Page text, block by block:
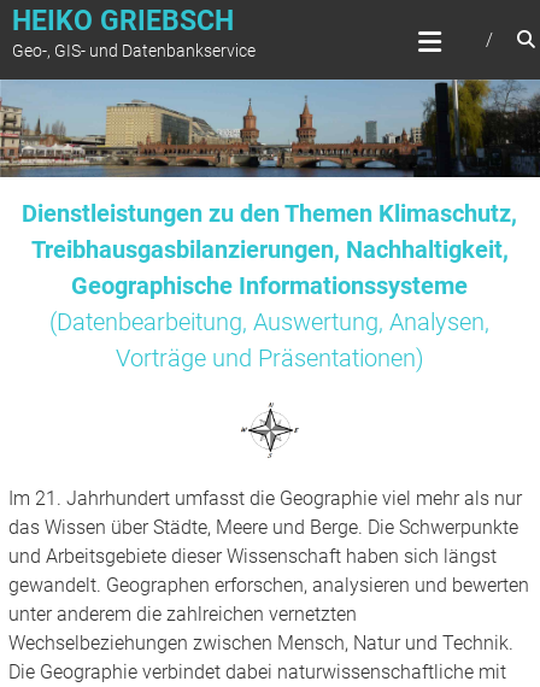
Zum
springen
HEIKO GRIEBSCH
Geo-, GIS- und Datenbankservice
Dienstleistungen zu den Themen Klimaschutz,
Treibhausgasbilanzierungen, Nachhaltigkeit,
Geographische Informationssysteme
(Datenbearbeitung, Auswertung, Analysen,
Vorträge und Präsentationen)
Im 21. Jahrhundert umfasst die Geographie viel mehr als nur
das Wissen über Städte, Meere und Berge. Die Schwerpunkte
und Arbeitsgebiete dieser Wissenschaft haben sich längst
gewandelt. Geographen erforschen, analysieren und bewerten
unter anderem die zahlreichen vernetzten
Wechselbeziehungen zwischen Mensch, Natur und Technik.
Die Geographie verbindet dabei naturwissenschaftliche mit